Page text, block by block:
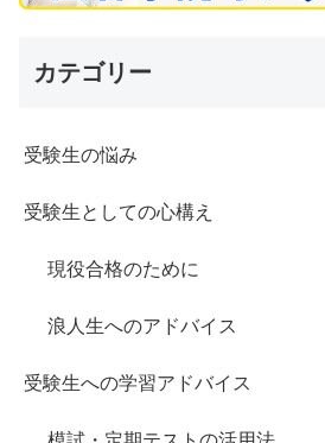
カテゴリー
受験生の悩み
受験生としての心構え
現役合格のために
浪人生へのアドバイス
受験生への学習アドバイス